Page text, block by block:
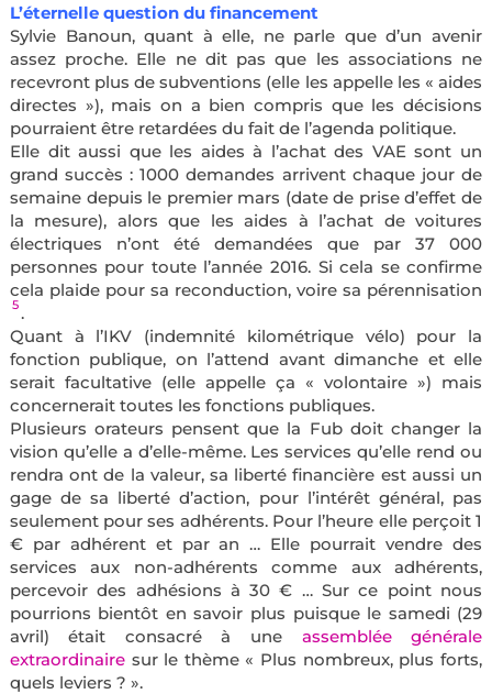
L’éternelle question du financement
Sylvie Banoun, quant à elle, ne parle que d’un avenir
assez proche. Elle ne dit pas que les associations ne
recevront plus de subventions (elle les appelle les « aides
directes »), mais on a bien compris que les décisions
pourraient être retardées du fait de l’agenda politique.
Elle dit aussi que les aides à l’achat des VAE sont un
grand succès : 1000 demandes arrivent chaque jour de
semaine depuis le premier mars (date de prise d’effet de
la mesure), alors que les aides à l’achat de voitures
électriques n’ont été demandées que par 37 000
personnes pour toute l’année 2016. Si cela se confirme
cela plaide pour sa reconduction, voire sa pérennisation
5.
Quant à l’IKV (indemnité kilométrique vélo) pour la
fonction publique, on l’attend avant dimanche et elle
serait facultative (elle appelle ça « volontaire ») mais
concernerait toutes les fonctions publiques.
Plusieurs orateurs pensent que la Fub doit changer la
vision qu’elle a d’elle-même. Les services qu’elle rend ou
rendra ont de la valeur, sa liberté financière est aussi un
gage de sa liberté d’action, pour l’intérêt général, pas
seulement pour ses adhérents. Pour l’heure elle perçoit 1
€ par adhérent et par an … Elle pourrait vendre des
services aux non-adhérents comme aux adhérents,
percevoir des adhésions à 30 € … Sur ce point nous
pourrions bientôt en savoir plus puisque le samedi (29
avril) était consacré à une assemblée générale
extraordinairesur le thème « Plus nombreux, plus forts,
quels leviers ? ».